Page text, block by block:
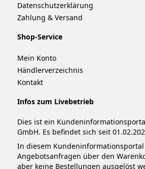
Datenschutzerklärung
Zahlung & Versand
Shop-Service
Mein Konto
Händlerverzeichnis
Kontakt
Infos zum Livebetrieb
Dies ist ein
GmbH. Es befindet sich seit
In diesem
Angebotsanfragen über den
aber keine Bestellungen ausgelöst